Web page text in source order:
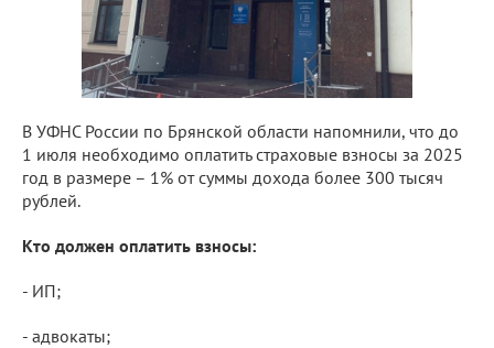
В УФНС России по Брянской области напомнили, что до
1 июля необходимо оплатить страховые взносы за 2025
год в размере – 1% от суммы дохода более 300 тысяч
рублей.
Кто должен оплатить взносы:
- ИП;
- адвокаты;